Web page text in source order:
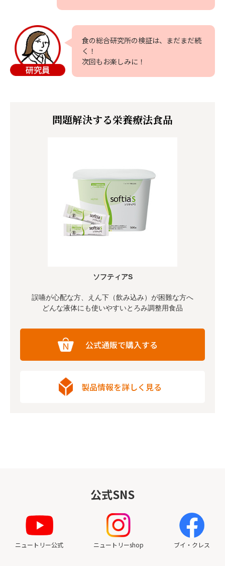
食の総合研究所の検証は、まだまだ続
く！
次回もお楽しみに！
問題解決する栄養療法食品
ソフティアS
誤嚥が心配な方、えん下（飲み込み）が困難な方へ
どんな液体にも使いやすいとろみ調整用食品
公式通販で購入する
製品情報を詳しく見る
公式SNS
ニュートリー公式 ニュートリーshop ブイ・クレス